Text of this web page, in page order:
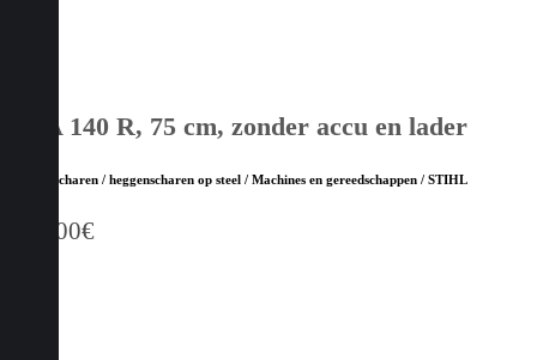
HSA 140 R, 75 cm, zonder accu en lader
Heggenscharen / heggenscharen op steel / Machines en gereedschappen / STIHL
709,00€